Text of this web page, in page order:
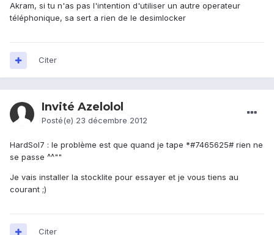
Akram, si tu n'as pas l'intention d'utiliser un autre operateur
téléphonique, sa sert a rien de le desimlocker
Citer
Invité Azelolol
Posté(e) 23 décembre 2012
HardSol7 : le problème est que quand je tape *#7465625# rien ne
se passe ^^""
Je vais installer la stocklite pour essayer et je vous tiens au
courant ;)
Citer